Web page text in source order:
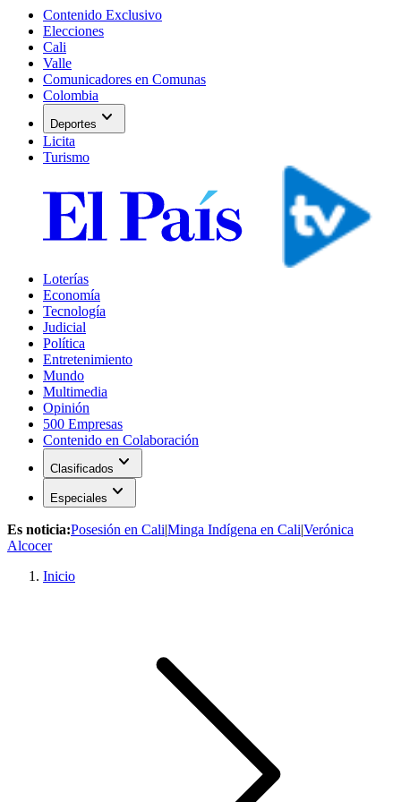
Contenido Exclusivo
Elecciones
Cali
Valle
Comunicadores en Comunas
Colombia
Deportes expand_more
Licita
Turismo
Loterías
Economía
Tecnología
Judicial
Política
Entretenimiento
Mundo
Multimedia
Opinión
500 Empresas
Contenido en Colaboración
Clasificados expand_more
Especiales expand_more
Es noticia:Posesión en Cali|Minga Indígena en Cali|Verónica
Alcocer
Inicio